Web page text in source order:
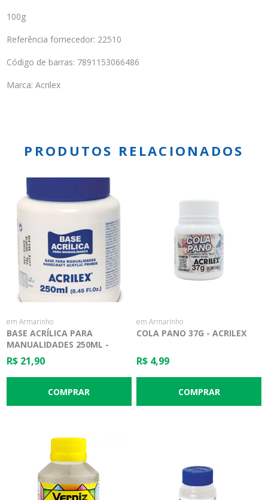
100g
Referência fornecedor: 22510
Código de barras: 7891153066486
Marca: Acrilex
PRODUTOS RELACIONADOS
em Armarinho
BASE ACRÍLICA PARA
MANUALIDADES 250ML -
ACRILEX
R$ 21,90
em Armarinho
COLA PANO 37G - ACRILEX
R$ 4,99